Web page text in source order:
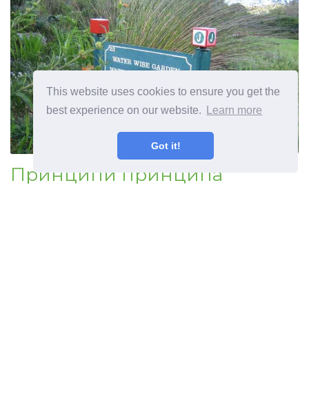
This website uses cookies to ensure you get the
best experience on our website.
Learn more
Got it!
Принципи принципа